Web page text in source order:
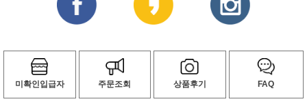
미확인입급자 주문조회 상품후기 FAQ